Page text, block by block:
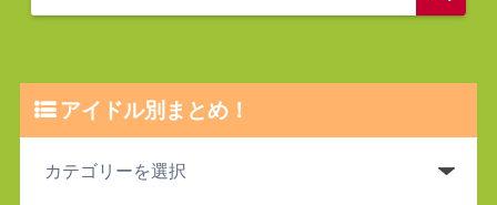
アイドル別まとめ！